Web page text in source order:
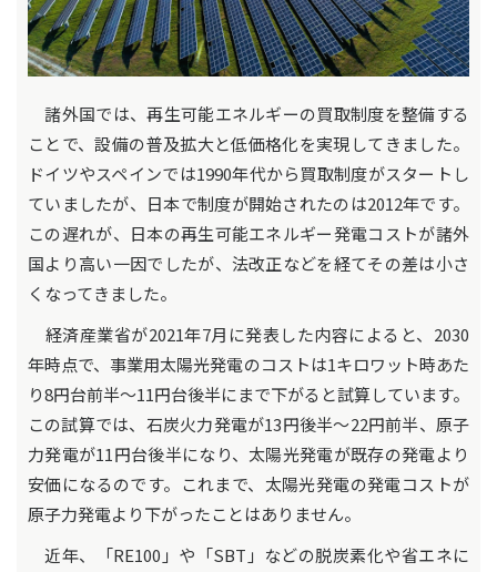
諸外国では、再生可能エネルギーの買取制度を整備する
ことで、設備の普及拡大と低価格化を実現してきました。
ドイツやスペインでは1990年代から買取制度がスタートし
ていましたが、日本で制度が開始されたのは2012年です。
この遅れが、日本の再生可能エネルギー発電コストが諸外
国より高い一因でしたが、法改正などを経てその差は小さ
くなってきました。
経済産業省が2021年7月に発表した内容によると、2030
年時点で、事業用太陽光発電のコストは1キロワット時あた
り8円台前半～11円台後半にまで下がると試算しています。
この試算では、石炭火力発電が13円後半～22円前半、原子
力発電が11円台後半になり、太陽光発電が既存の発電より
安価になるのです。これまで、太陽光発電の発電コストが
原子力発電より下がったことはありません。
近年、「RE100」や「SBT」などの脱炭素化や省エネに